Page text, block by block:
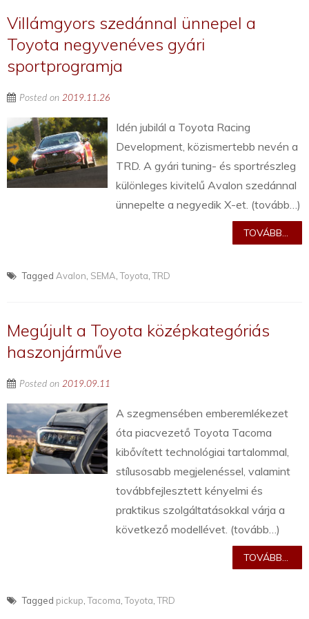
Villámgyors szedánnal ünnepel a
Toyota negyvenéves gyári
sportprogramja
Posted on 2019.11.26
Idén jubilál a Toyota Racing
Development, közismertebb nevén a
TRD. A gyári tuning- és sportrészleg
különleges kivitelű Avalon szedánnal
ünnepelte a negyedik X-et. (tovább…)
TOVÁBB...
Tagged Avalon SEMA ,Toyota ,TRD
Megújult a Toyota középkategóriás
haszonjárműve
Posted on 2019.09.11
A szegmensében emberemlékezet
óta piacvezető Toyota Tacoma
kibővített technológiai tartalommal,
stílusosabb megjelenéssel, valamint
továbbfejlesztett kényelmi és
praktikus szolgáltatásokkal várja a
következő modellévet. (tovább…)
TOVÁBB...
Tagged pickup ,Tacoma ,Toyota ,TRD